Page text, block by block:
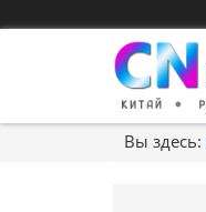
Вы здесь: